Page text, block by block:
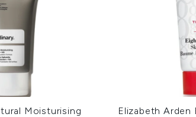
huid doordringen om langdurige
maar helpt ook om de natuurlijke balans
een perfecte keuze is voor mensen met
zijn luxe en natuurlijke formules, The
dat Hongaarse spa-ingrediënten
face cleansing balms en andere
Je huid verdient het beste!
Moisturising
Elizabeth Arden